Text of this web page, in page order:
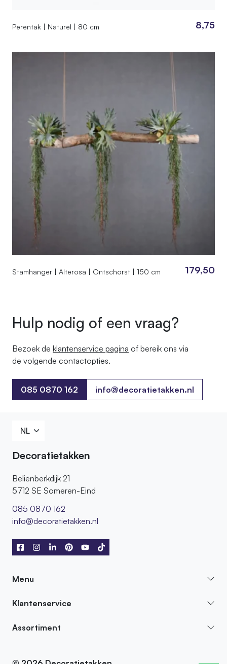
Perentak | Naturel | 80 cm 8,75
Stamhanger | Alterosa | Ontschorst | 150 cm 179,50
Hulp nodig of een vraag?
Bezoek de klantenservice pagina of bereik ons ​​via
de volgende contactopties.
085 0870 162
085 0870 162
info@decoratietakken.nl
Decoratietakken
Beliënberkdijk 21
5712 SE Someren-Eind
085 0870 162
info@decoratietakken.nl
Menu
Klantenservice
Assortiment